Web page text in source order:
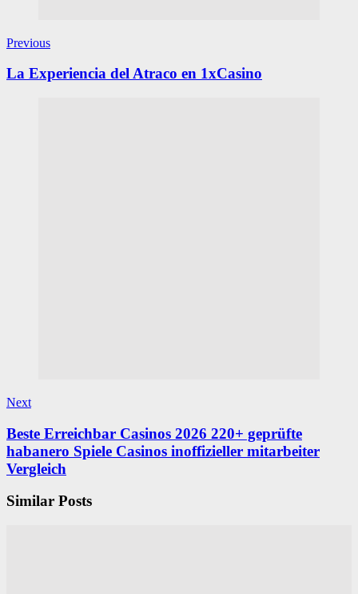
Previous
La Experiencia del Atraco en 1xCasino
Next
Beste Erreichbar Casinos 2026 220+ geprüfte
habanero Spiele Casinos inoffizieller mitarbeiter
Vergleich
Similar Posts